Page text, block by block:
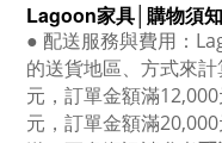
Lagoon家具│購物須知
● 配送服務與費用：
的送貨地區、方式來
元，訂單金額滿12,000
元，訂單金額滿20,000